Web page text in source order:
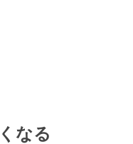
なる